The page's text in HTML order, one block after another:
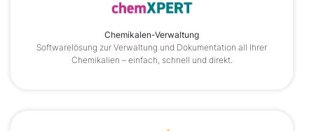
Chemikalen-Verwaltung
Softwarelösung zur Verwaltung und Dokumentation all Ihrer
Chemikalien – einfach, schnell und direkt.